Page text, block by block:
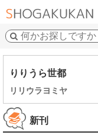
りりうら世都
リリウラヨミヤ
新刊